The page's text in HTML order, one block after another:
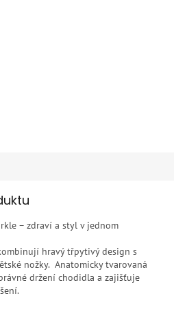
– zdraví a styl v jednom
hravý třpytivý design s
nožky. Anatomicky tvarovaná
držení chodidla a zajišťuje